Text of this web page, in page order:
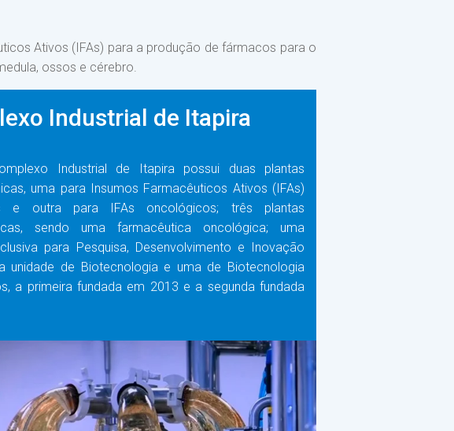
Ativos (IFAs) para a produção de fármacos para o
ossos e cérebro.
Industrial de Itapira
Industrial de Itapira possui duas plantas
uma para Insumos Farmacêuticos Ativos (IFAs)
e outra para IFAs oncológicos; três plantas
sendo uma farmacêutica oncológica; uma
para Pesquisa, Desenvolvimento e Inovação
unidade de Biotecnologia e uma de Biotecnologia
a primeira fundada em 2013 e a segunda fundada